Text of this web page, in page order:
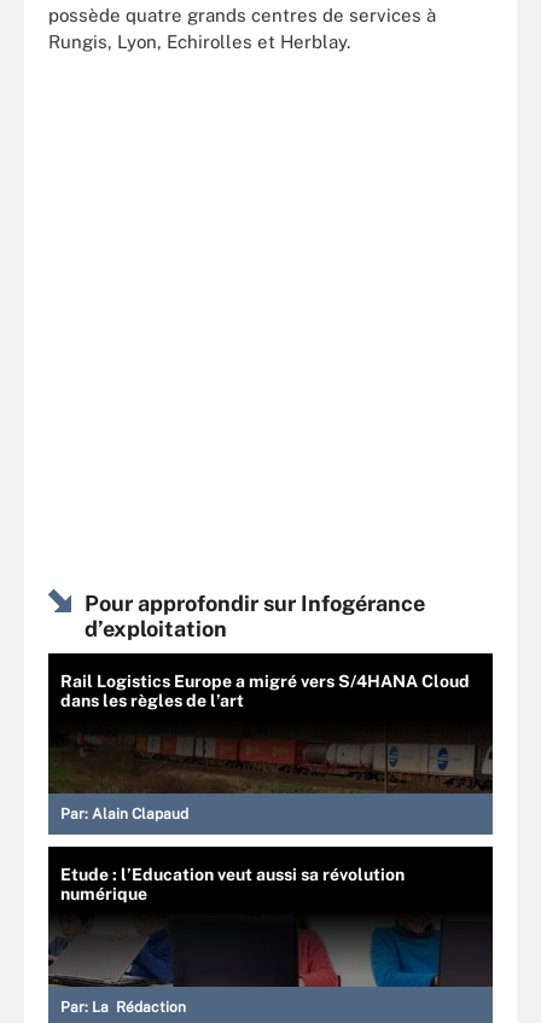
possède quatre grands centres de services à
Rungis, Lyon, Echirolles et Herblay.
Pour approfondir sur Infogérance
d’exploitation
Rail Logistics Europe a migré vers S/4HANA Cloud
dans les règles de l’art
Par: Alain Clapaud
Etude : l’Education veut aussi sa révolution
numérique
Par: La Rédaction